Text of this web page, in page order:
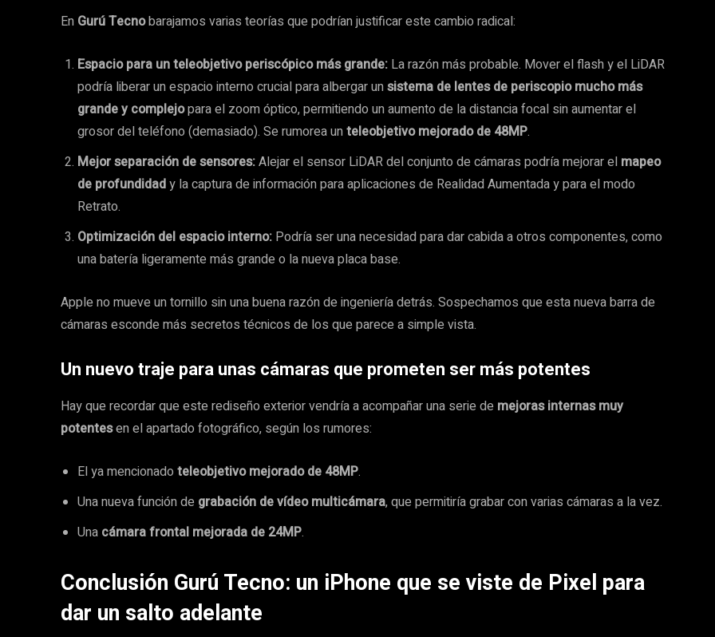
En Gurú Tecnobarajamos varias teorías que podrían justificar este cambio radical:
Espacio para un teleobjetivo periscópico más grande: La razón más probable. Mover el flash y el LiDAR
podría liberar un espacio interno crucial para albergar unsistema de lentes de periscopio mucho más
grande y complejopara el zoom óptico, permitiendo un aumento de la distancia focal sin aumentar el
grosor del teléfono (demasiado). Se rumorea unteleobjetivo mejorado de 48MP.
Mejor separación de sensores:Alejar el sensor LiDAR del conjunto de cámaras podría mejorar el mapeo
de profundidady la captura de información para aplicaciones de Realidad Aumentada y para el modo
Retrato.
Optimización del espacio interno: Podría ser una necesidad para dar cabida a otros componentes, como
una batería ligeramente más grande o la nueva placa base.
Apple no mueve un tornillo sin una buena razón de ingeniería detrás. Sospechamos que esta nueva barra de
cámaras esconde más secretos técnicos de los que parece a simple vista.
Un nuevo traje para unas cámaras que prometen ser más potentes
Hay que recordar que este rediseño exterior vendría a acompañar una serie de mejoras internas muy
potentesen el apartado fotográfico, según los rumores:
El ya mencionado teleobjetivo mejorado de 48MP.
Una nueva función de grabación de vídeo multicámara, que permitiría grabar con varias cámaras a la vez.
Una cámara frontal mejorada de 24MP.
Conclusión Gurú Tecno: un iPhone que se viste de Pixel para
dar un salto adelante